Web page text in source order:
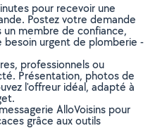
pour recevoir une
Postez votre demande
membre de confiance,
besoin urgent de plomberie -
professionnels ou
Présentation, photos de
l'offreur idéal, adapté à
AlloVoisins pour
grâce aux outils